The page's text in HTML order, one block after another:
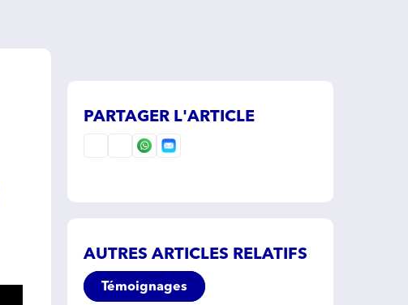
PARTAGER L'ARTICLE
AUTRES ARTICLES RELATIFS
Témoignages